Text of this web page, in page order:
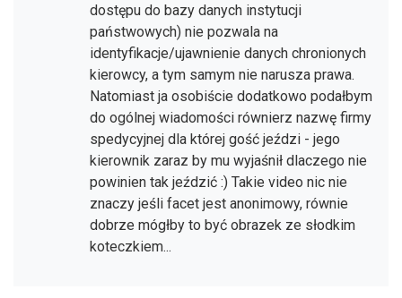
dostępu do bazy danych instytucji
państwowych) nie pozwala na
identyfikacje/ujawnienie danych chronionych
kierowcy, a tym samym nie narusza prawa.
Natomiast ja osobiście dodatkowo podałbym
do ogólnej wiadomości równierz nazwę firmy
spedycyjnej dla której gość jeździ - jego
kierownik zaraz by mu wyjaśnił dlaczego nie
powinien tak jeździć :) Takie video nic nie
znaczy jeśli facet jest anonimowy, równie
dobrze mógłby to być obrazek ze słodkim
koteczkiem...